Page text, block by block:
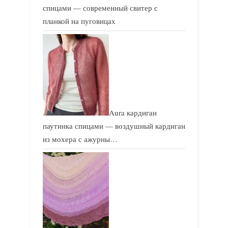
спицами — современный свитер с
планкой на пуговицах
Aura кардиган
паутинка спицами — воздушный кардиган
из мохера с ажурны…